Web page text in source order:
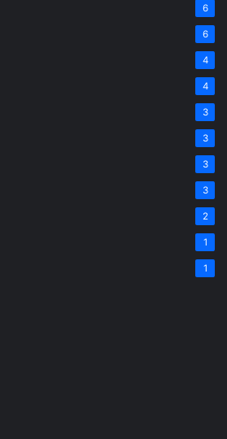
6
6
4
4
3
3
3
3
2
1
1